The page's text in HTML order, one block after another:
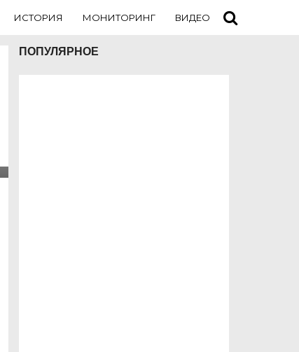
ИСТОРИЯ МОНИТОРИНГ ВИДЕО ТУРИСТАМ
ПОПУЛЯРНОЕ